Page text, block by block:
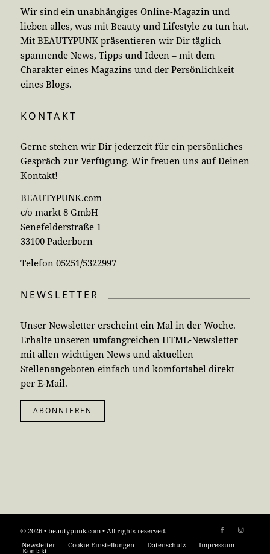
Wir sind ein unabhängiges Online-Magazin und
lieben alles, was mit Beauty und Lifestyle zu tun hat.
Mit BEAUTYPUNK präsentieren wir Dir täglich
spannende News, Tipps und Ideen – mit dem
Charakter eines Magazins und der Persönlichkeit
eines Blogs.
KONTAKT
Gerne stehen wir Dir jederzeit für ein persönliches
Gespräch zur Verfügung. Wir freuen uns auf Deinen
Kontakt!
BEAUTYPUNK.com
c/o markt 8 GmbH
Senefelderstraße 1
33100 Paderborn
Telefon 05251/5322997
NEWSLETTER
Unser Newsletter erscheint ein Mal in der Woche.
Erhalte unseren umfangreichen HTML-Newsletter
mit allen wichtigen News und aktuellen
Stellenangeboten einfach und komfortabel direkt
per E-Mail.
ABONNIEREN
© 2026 • beautypunk.com • All rights reserved.
Newsletter
Cookie-Einstellungen Datenschutz Impressum
Kontakt